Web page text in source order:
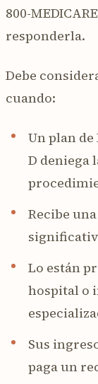
800-
responderla.
Debe
cuando:
Un plan
D deniega
Recibe
Lo están
hospital o
Sus
paga un